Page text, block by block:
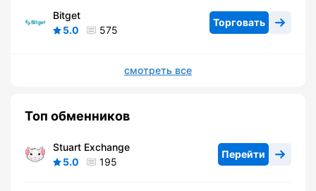
Bitget
5.0
575
Торговать
смотреть все
Топ обменников
Stuart Exchange
5.0
195
Перейти